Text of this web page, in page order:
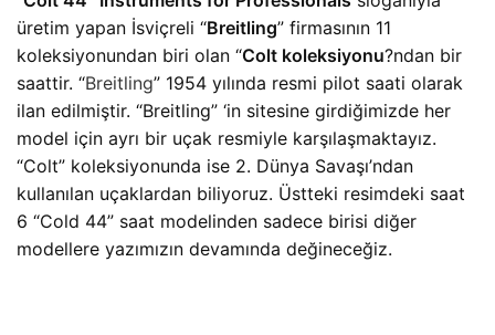
üretim yapan İsviçreli “Breitling” firmasının 11
koleksiyonundan biri olan “Colt koleksiyonu?ndan bir
saattir. “Breitling” 1954 yılında resmi pilot saati olarak
ilan edilmiştir. “Breitling” ‘in sitesine girdiğimizde her
model için ayrı bir uçak resmiyle karşılaşmaktayız.
“Colt” koleksiyonunda ise 2. Dünya Savaşı’ndan
kullanılan uçaklardan biliyoruz. Üstteki resimdeki saat
6 “Cold 44” saat modelinden sadece birisi diğer
modellere yazımızın devamında değineceğiz.